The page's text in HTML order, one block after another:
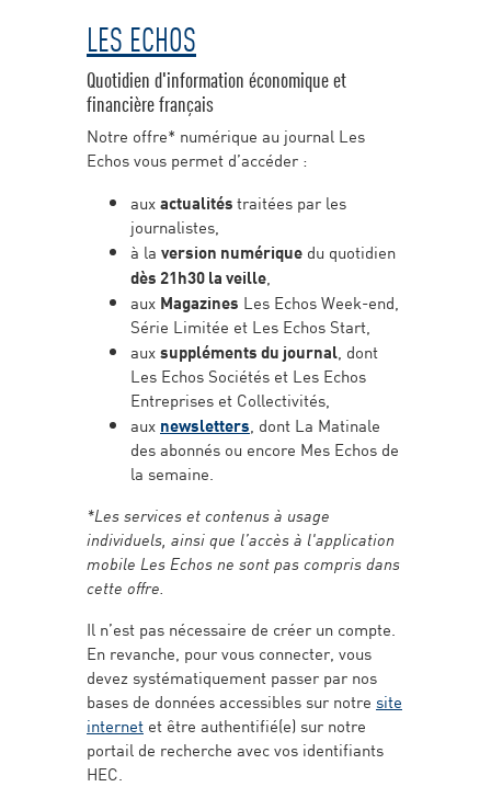
LES ECHOS
Quotidien d'information économique et
financière français
Notre offre* numérique au journal Les
Echos vous permet d’accéder :
auxactualitéstraitées par les
journalistes,
à la version numérique du quotidien
dès 21h30 la veille,
aux Magazines Les Echos Week-end,
Série Limitée et Les Echos Start,
auxsuppléments du journal, dont
Les Echos Sociétés et Les Echos
Entreprises et Collectivités,
aux newsletters, dont La Matinale
des abonnés ou encore Mes Echos de
la semaine.
*Les services et contenus à usage
individuels, ainsi que l’accès à l'application
mobile Les Echos ne sont pas compris dans
cette offre.
Il n’est pas nécessaire de créer un compte.
En revanche, pour vous connecter, vous
devez systématiquement passer par nos
bases de données accessibles sur notre site
internet et être authentifié(e) sur notre
portail de recherche avec vos identifiants
HEC.